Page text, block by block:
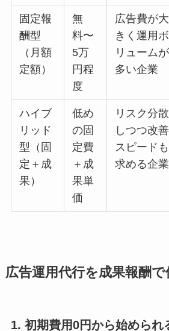
固定報
酬型
（月額
定額）
無
料〜
5万
円程
度
広告費が大
きく運用ボ
リュームが
多い企業
ハイブ
リッド
型（固
定＋成
果）
低め
の固
定費
＋成
果単
価
リスク分散
しつつ改善
スピードも
求める企業
広告運用代行を成果報酬で
1. 初期費用0円から始められ